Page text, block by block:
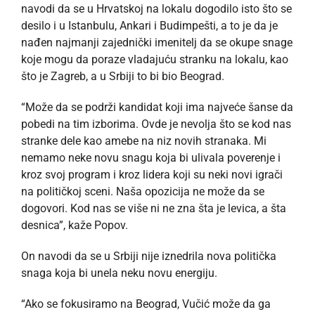
navodi da se u Hrvatskoj na lokalu dogodilo isto što se
desilo i u Istanbulu, Ankari i Budimpešti, a to je da je
nađen najmanji zajednički imenitelj da se okupe snage
koje mogu da poraze vladajuću stranku na lokalu, kao
što je Zagreb, a u Srbiji to bi bio Beograd.
“Može da se podrži kandidat koji ima najveće šanse da
pobedi na tim izborima. Ovde je nevolja što se kod nas
stranke dele kao amebe na niz novih stranaka. Mi
nemamo neke novu snagu koja bi ulivala poverenje i
kroz svoj program i kroz lidera koji su neki novi igrači
na političkoj sceni. Naša opozicija ne može da se
dogovori. Kod nas se više ni ne zna šta je levica, a šta
desnica”, kaže Popov.
On navodi da se u Srbiji nije iznedrila nova politička
snaga koja bi unela neku novu energiju.
“Ako se fokusiramo na Beograd, Vučić može da ga